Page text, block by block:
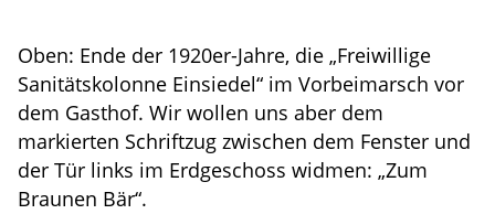
Oben: Ende der 1920er-Jahre, die „Freiwillige
Sanitätskolonne Einsiedel“ im Vorbeimarsch vor
dem Gasthof. Wir wollen uns aber dem
markierten Schriftzug zwischen dem Fenster und
der Tür links im Erdgeschoss widmen: „Zum
Braunen Bär“.